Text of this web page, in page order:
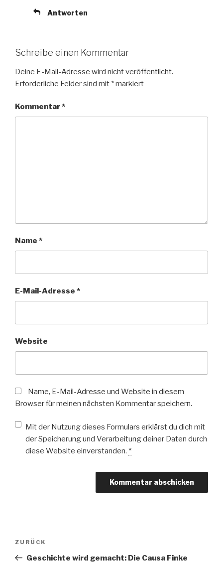
Antworten
Schreibe einen Kommentar
Deine E-Mail-Adresse wird nicht veröffentlicht.
Erforderliche Felder sind mit *markiert
Kommentar*
Name *
E-Mail-Adresse *
Website
Name, E-Mail-Adresse und Website in diesem
Browser für meinen nächsten Kommentar speichern.
Mit der Nutzung dieses Formulars erklärst du dich mit
der Speicherung und Verarbeitung deiner Daten durch
diese Website einverstanden. *
Beitragsnavigation
Vorheriger
Beitrag
ZURÜCK
Geschichte wird gemacht: Die Causa Finke